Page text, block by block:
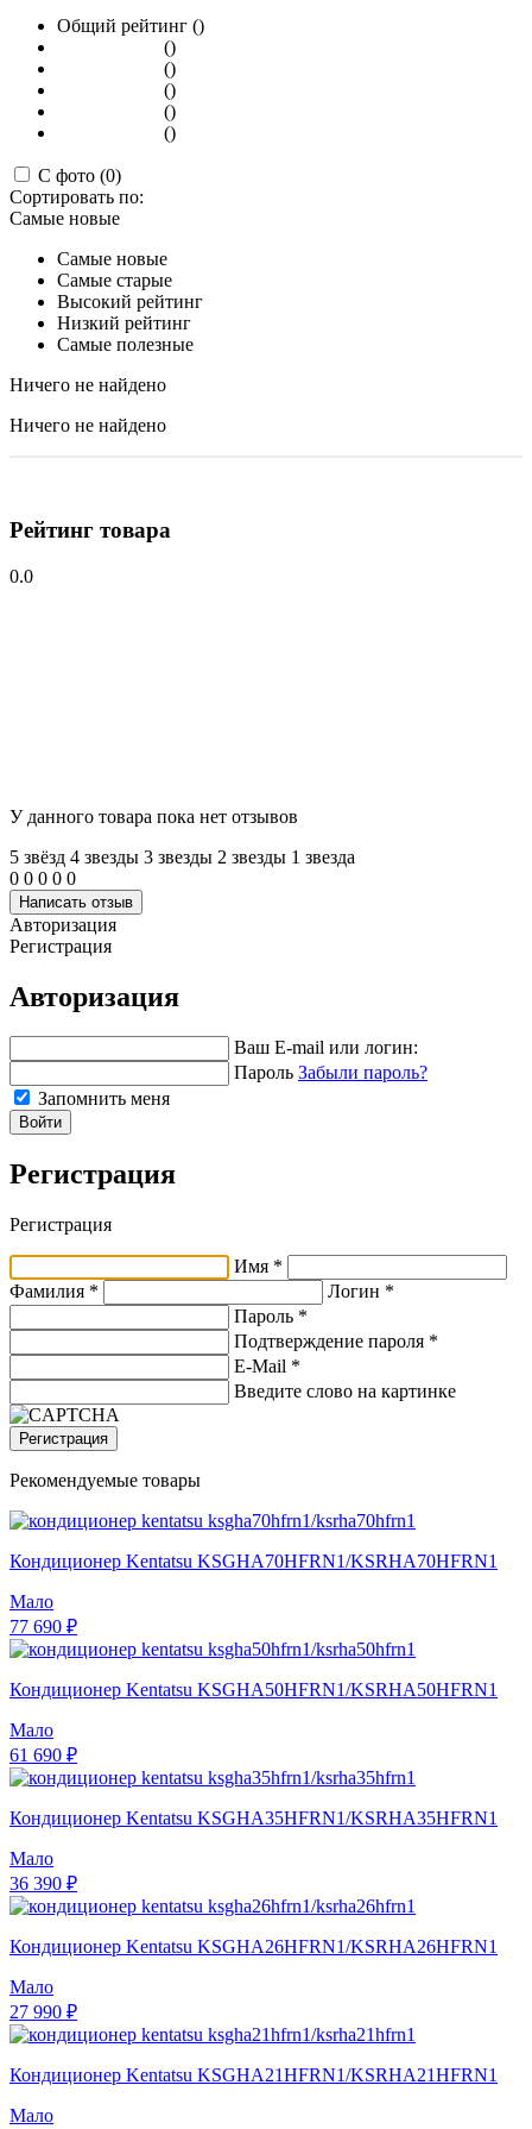
Общий рейтинг ()
()
()
()
()
()
С фото (0)
Сортировать по:
Самые новые
Самые новые
Самые старые
Высокий рейтинг
Низкий рейтинг
Самые полезные
Ничего не найдено
Ничего не найдено
Рейтинг товара
0.0
У данного товара пока нет отзывов
5 звёзд 4 звeзды 3 звeзды 2 звeзды 1 звeзда
0 0 0 0 0
Написать отзыв
Авторизация
Регистрация
Авторизация
Ваш E-mail или логин:
Пароль Забыли пароль?
Запомнить меня
Войти
Регистрация
Регистрация
Имя *
Фамилия *
Логин *
Пароль *
Подтверждение пароля *
E-Mail *
Введите слово на картинке
Регистрация
Рекомендуемые товары
Кондиционер Kentatsu KSGHA70HFRN1/KSRHA70HFRN1
Мало
77 690 ₽
Кондиционер Kentatsu KSGHA50HFRN1/KSRHA50HFRN1
Мало
61 690 ₽
Кондиционер Kentatsu KSGHA35HFRN1/KSRHA35HFRN1
Мало
36 390 ₽
Кондиционер Kentatsu KSGHA26HFRN1/KSRHA26HFRN1
Мало
27 990 ₽
Кондиционер Kentatsu KSGHA21HFRN1/KSRHA21HFRN1
Мало